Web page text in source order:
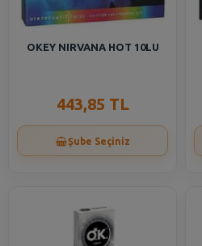
OKEY NIRVANA HOT 10LU
443,85 TL
Şube Seçiniz